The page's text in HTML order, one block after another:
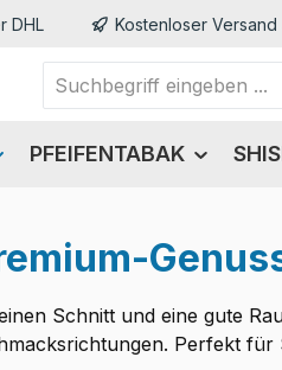
DHL Kostenloser
PFEIFENTABAK
Schnitt und eine gute
Perfekt